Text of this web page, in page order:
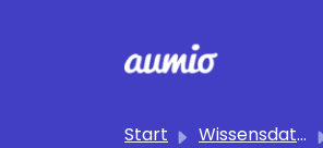
Start Wissensdatenbank